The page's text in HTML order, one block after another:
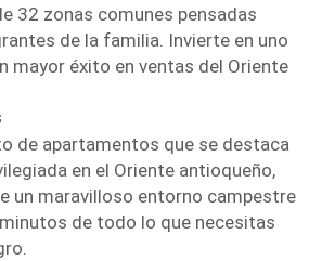
32 zonas comunes pensadas
de la familia. Invierte en uno
mayor éxito en ventas del Oriente
de apartamentos que se destaca
en el Oriente antioqueño,
un maravilloso entorno campestre
de todo lo que necesitas